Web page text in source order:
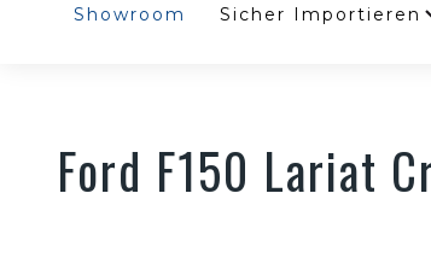
Showroom Sicher Importieren
Ford F150 Lariat